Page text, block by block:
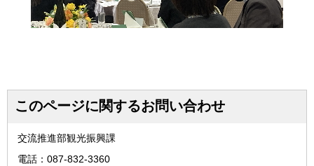
このページに関するお問い合わせ
交流推進部観光振興課
電話：087-832-3360